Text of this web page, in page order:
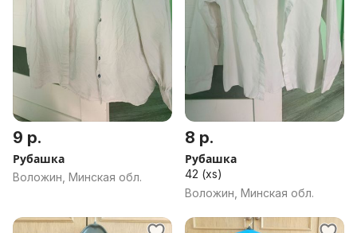
9 р.
Рубашка
Воложин, Минская обл.
8 р.
Рубашка
42 (xs)
Воложин, Минская обл.